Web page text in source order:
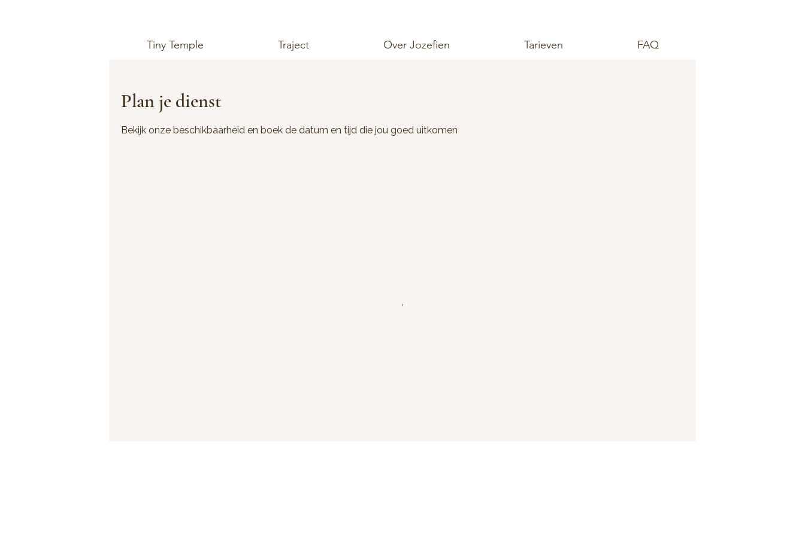
Tiny Temple Traject Over Jozefien Tarieven FAQ
Plan je dienst
Bekijk onze beschikbaarheid en boek de datum en tijd die jou goed uitkomen